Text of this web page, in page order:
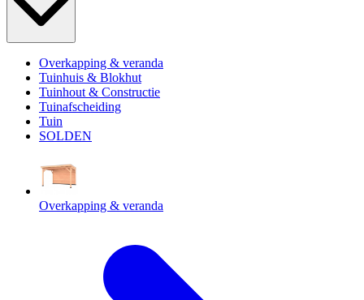
Overkapping & veranda
Tuinhuis & Blokhut
Tuinhout & Constructie
Tuinafscheiding
Tuin
SOLDEN
Overkapping & veranda